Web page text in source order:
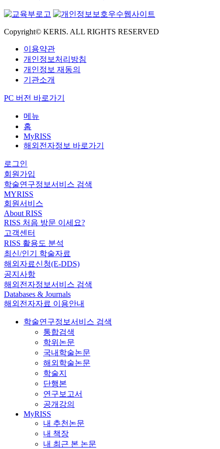
Copyright© KERIS. ALL RIGHTS RESERVED
이용약관
개인정보처리방침
개인정보 재동의
기관소개
PC 버전 바로가기
메뉴
홈
MyRISS
해외전자정보 바로가기
로그인
회원가입
학술연구정보서비스 검색
MYRISS
회원서비스
About RISS
RISS 처음 방문 이세요?
고객센터
RISS 활용도 분석
최신/인기 학술자료
해외자료신청(E-DDS)
공지사항
해외전자정보서비스 검색
Databases & Journals
해외전자자료 이용안내
학술연구정보서비스 검색
통합검색
학위논문
국내학술논문
해외학술논문
학술지
단행본
연구보고서
공개강의
MyRISS
내 추천논문
내 책장
내 최근 본 논문